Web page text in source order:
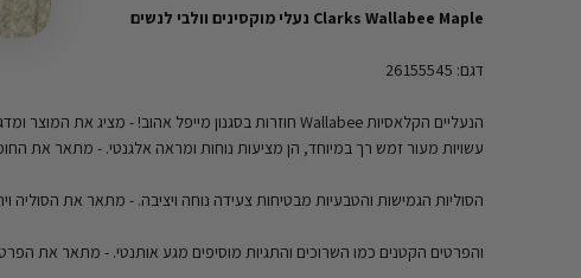
Clarks Wallabee Maple נעלי מוקסינים וולבי לנשים
דגם: 26155545
הנעליים הקלאסיות Wallabee חוזרות בסגנון מייפל אהוב! - מציג את המוצר ומדגיש את הפופולריות שלו.
עשויות מעור זמש רך במיוחד, הן מציעות נוחות ומראה אלגנטי. - מתאר את
הסוליות הגמישות והטבעיות מבטיחות צעידה נוחה ויציבה. - מתאר את הסוליה
והפרטים הקטנים כמו השרוכים והתגיות מוסיפים מגע אותנטי. - מתאר את